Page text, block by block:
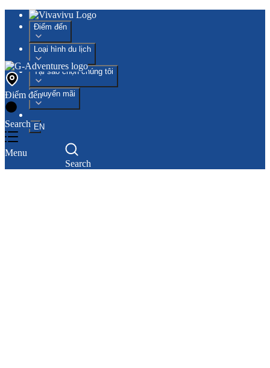
Điểm đến
Loại hình du lịch
Tại sao chọn chúng tôi
Khuyến mãi
EN
Search
Điểm đến
Search
Menu